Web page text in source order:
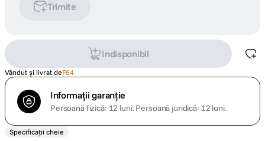
Trimite
Indisponibil
Vândut și livrat deF64
Informații garanție
Persoană fizică: 12 luni.Persoană juridică: 12 luni.
Specificații cheie